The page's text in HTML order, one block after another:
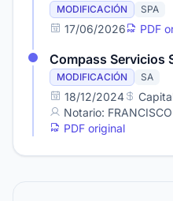
MODIFICACIÓN SPA
17/06/2026 PDF
Compass Servicios
MODIFICACIÓN SA
18/12/2024
Notario:
PDF original